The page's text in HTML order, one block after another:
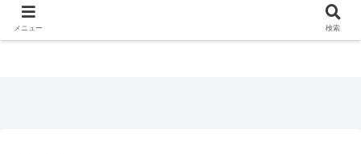
メニュー 検索